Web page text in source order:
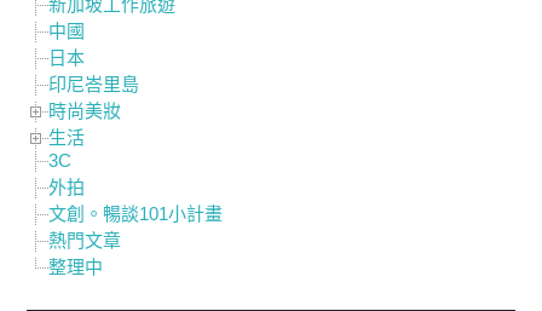
中國
日本
印尼峇里島
時尚美妝
生活
3C
外拍
文創。暢談101小計畫
熱門文章
整理中